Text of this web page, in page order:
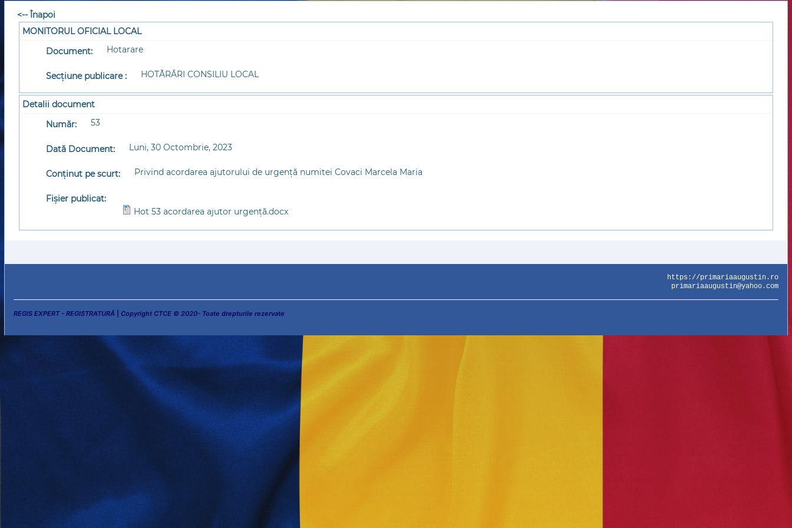
<-- Înapoi
MONITORUL OFICIAL LOCAL
Document:
Hotarare
Secțiune publicare : HOTĂRÂRI CONSILIU LOCAL
Detalii document
Număr:
53
Dată Document: Luni, 30 Octombrie, 2023
Conținut pe scurt: Privind acordarea ajutorului de urgenţă numitei Covaci Marcela Maria
Fișier publicat:
Hot 53 acordarea ajutor urgenţă.docx
https://primariaaugustin.ro
primariaaugustin@yahoo.com
REGIS EXPERT - REGISTRATURĂ Copyright CTCE © 2020- Toate drepturile rezervate